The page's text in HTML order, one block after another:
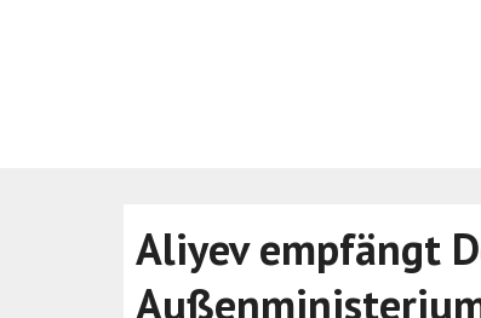
Aliyev empfängt